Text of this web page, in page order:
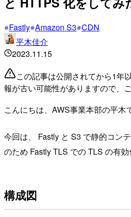
Fastly Amazon S3 CDN
平木佳介
2023.11.15
この記事は公開されてから1年
報が古い可能性がありますので、
こんにちは、AWS事業本部の平木
今回は、 Fastly と S3 で静的コン
のため Fastly TLS での TLS の有効
構成図